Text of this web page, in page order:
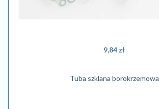
9,84 zł
Tuba szklana borokrzemowa